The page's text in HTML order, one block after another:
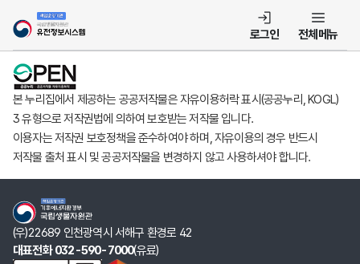
로그인 전체메뉴
본 누리집에서 제공하는 공공저작물은 자유이용허락 표시(공공누리, KOGL)
3 유형으로 저작권법에 의하여 보호받는 저작물 입니다.
이용자는 저작권 보호정책을 준수하여야 하며, 자유이용의 경우 반드시
저작물 출처 표시 및 공공저작물을 변경하지 않고 사용하셔야 합니다.
(우)22689 인천광역시 서해구 환경로 42
대표전화 032-590-7000(유료)